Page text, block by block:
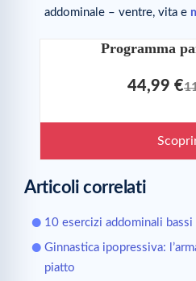
addominale – ventre, vita e
Programma
44,99 €
Articoli correlati
10 esercizi addominali
Ginnastica ipopressiva:
piatto